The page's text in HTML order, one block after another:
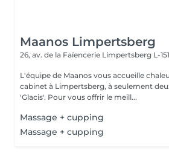
Maanos Limpertsberg
26, av. de la Faïencerie Limpertsberg L-
L'équipe de Maanos vous accueille
cabinet à Limpertsberg, à seulement
'Glacis'. Pour vous offrir le meill...
Massage + cupping
Massage + cupping